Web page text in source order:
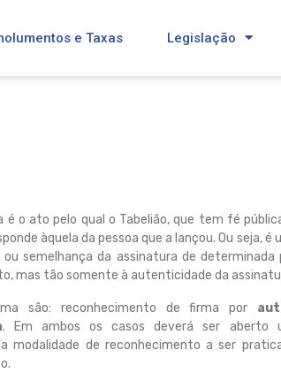
e Taxas Legislação
é o ato pelo qual o Tabelião, que tem fé
àquela da pessoa que a lançou. Ou seja, é
semelhança da assinatura de determinada
mas tão somente à autenticidade da
são: reconhecimento de firma por
. Em ambos os casos deverá ser aberto
modalidade de reconhecimento a ser